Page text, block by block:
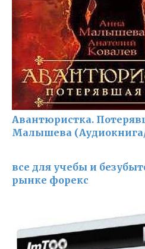
Авантюристка.
Малышева
все для учебы и
рынке форекс